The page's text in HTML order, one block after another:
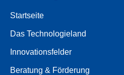
Startseite
Das Technologieland
Innovationsfelder
Beratung & Förderung